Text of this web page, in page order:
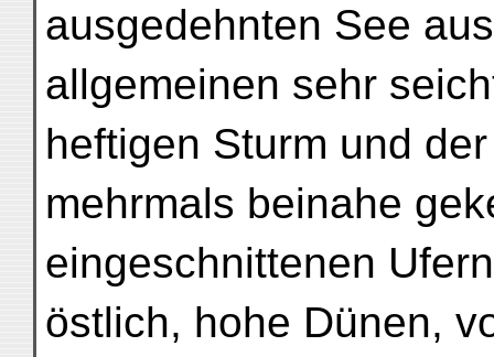
ausgedehnten See
allgemeinen sehr
heftigen Sturm und
mehrmals beinahe
eingeschnittenen
östlich, hohe Dünen,